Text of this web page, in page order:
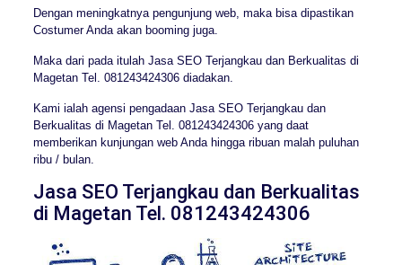
Dengan meningkatnya pengunjung web, maka bisa dipastikan
Costumer Anda akan booming juga.
Maka dari pada itulah Jasa SEO Terjangkau dan Berkualitas di
Magetan Tel. 081243424306 diadakan.
Kami ialah agensi pengadaan Jasa SEO Terjangkau dan
Berkualitas di Magetan Tel. 081243424306 yang daat
memberikan kunjungan web Anda hingga ribuan malah puluhan
ribu / bulan.
Jasa SEO Terjangkau dan Berkualitas
di Magetan Tel. 081243424306